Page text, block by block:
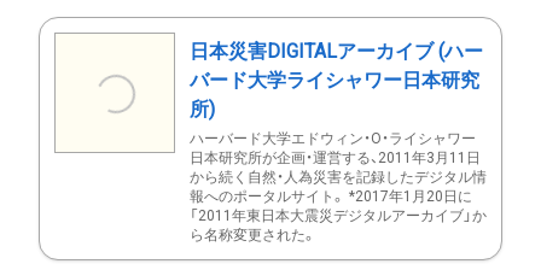
日本災害DIGITALアーカイブ (ハー
バード大学ライシャワー日本研究
所)
ハーバード大学エドウィン・O・ライシャワー
日本研究所が企画・運営する、2011年3月11日
から続く自然・人為災害を記録したデジタル情
報へのポータルサイト。 *2017年1月20日に
「2011年東日本大震災デジタルアーカイブ」か
ら名称変更された。